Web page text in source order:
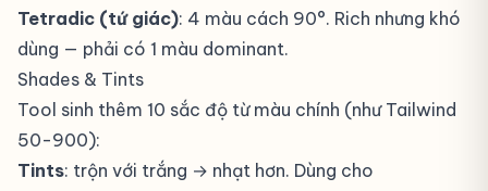
Tetradic (tứ giác): 4 màu cách 90°. Rich nhưng khó
dùng — phải có 1 màu dominant.
Shades & Tints
Tool sinh thêm 10 sắc độ từ màu chính (như Tailwind
50-900):
Tints: trộn với trắng → nhạt hơn. Dùng cho